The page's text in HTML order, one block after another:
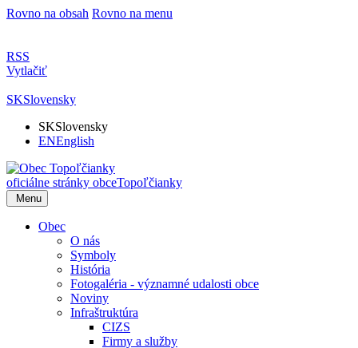
Rovno na obsah Rovno na menu
RSS
Vytlačiť
SKSlovensky
SKSlovensky
ENEnglish
oficiálne stránky obceTopoľčianky
Menu
Obec
O nás
Symboly
História
Fotogaléria - významné udalosti obce
Noviny
Infraštruktúra
CIZS
Firmy a služby